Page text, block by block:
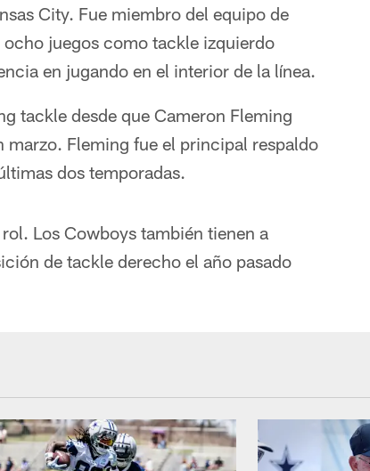
City. Fue miembro del equipo de
juegos como tackle izquierdo
en jugando en el interior de la línea.
tackle desde que Cameron Fleming
marzo. Fleming fue el principal respaldo
dos temporadas.
Los Cowboys también tienen a
de tackle derecho el año pasado